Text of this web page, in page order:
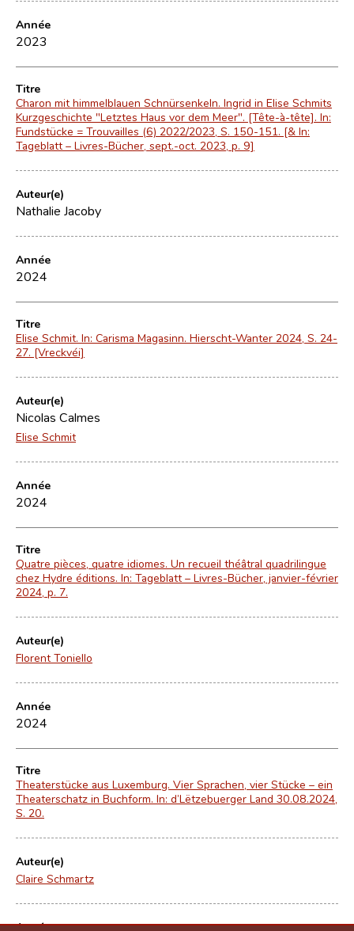
Année
2023
Titre
Charon mit himmelblauen Schnürsenkeln. Ingrid in Elise Schmits
Kurzgeschichte "Letztes Haus vor dem Meer". [Tête-à-tête]. In:
Fundstücke = Trouvailles (6) 2022/2023, S. 150-151. [& In:
Tageblatt – Livres-Bücher, sept.-oct. 2023, p. 9]
Auteur(e)
Nathalie Jacoby
Année
2024
Titre
Elise Schmit. In: Carisma Magasinn. Hierscht-Wanter 2024, S. 24-
27. [Vreckvéi]
Auteur(e)
Nicolas Calmes
Elise Schmit
Année
2024
Titre
Quatre pièces, quatre idiomes. Un recueil théâtral quadrilingue
chez Hydre éditions. In: Tageblatt – Livres-Bücher, janvier-février
2024, p. 7.
Auteur(e)
Florent Toniello
Année
2024
Titre
Theaterstücke aus Luxemburg. Vier Sprachen, vier Stücke – ein
Theaterschatz in Buchform. In: d’Lëtzebuerger Land 30.08.2024,
S. 20.
Auteur(e)
Claire Schmartz
Année